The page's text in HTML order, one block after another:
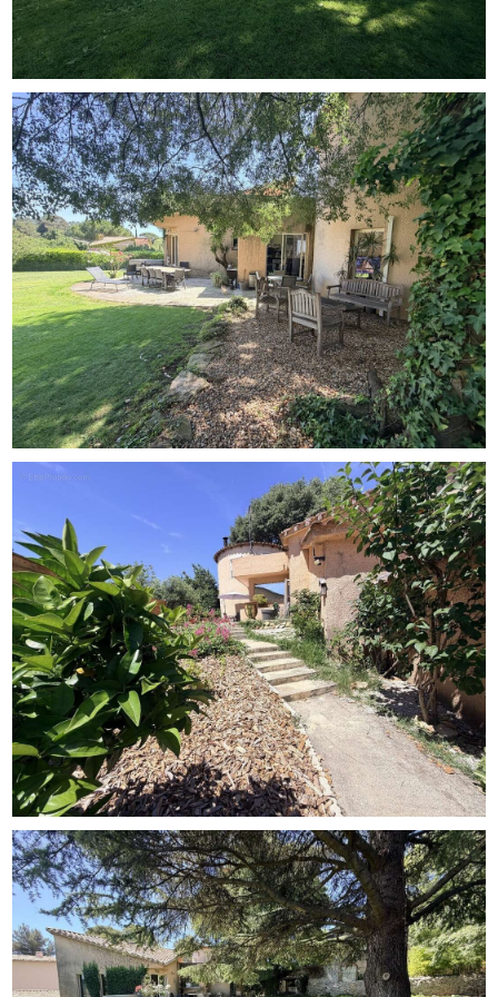
centre-ville de Montpellier et son charmant cur appelé
Écusson. Une opportunité rare pour les amateurs de
nature et de projets de vie dans un cadre privilégié. Venez
découvrir ce lieu d'exception prêt à être sublimé d'un
projet architectural de qualité. Contactez IMMOBIS
Prestige au [Coordonnées masquées] ou
www.immobis.com Honoraires à la charge du vendeur